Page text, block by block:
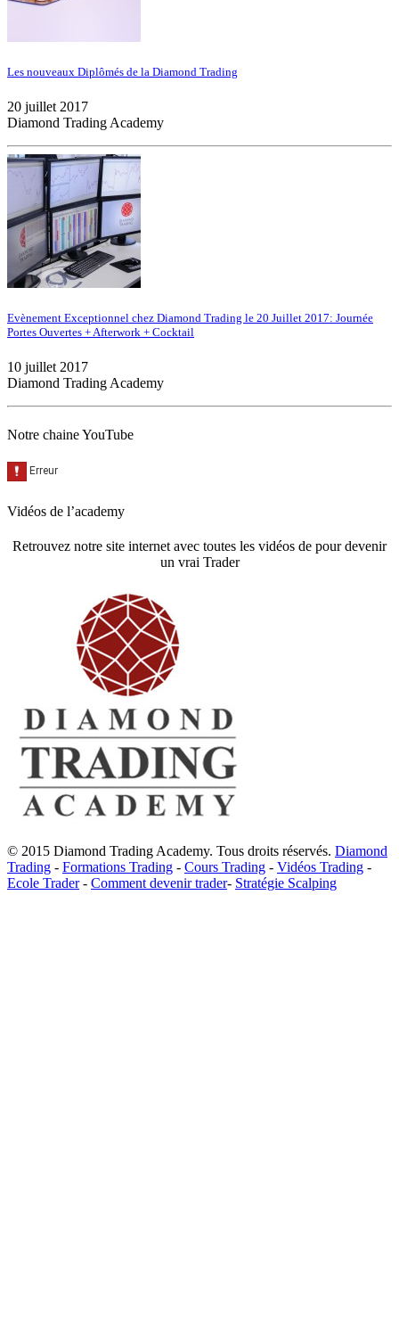
Les nouveaux Diplômés de la Diamond Trading
20 juillet 2017
Diamond Trading Academy
Evènement Exceptionnel chez Diamond Trading le 20 Juillet 2017: Journée
Portes Ouvertes + Afterwork + Cocktail
10 juillet 2017
Diamond Trading Academy
Notre chaine YouTube
Vidéos de l’academy
Retrouvez notre site internet avec toutes les vidéos de pour devenir
un vrai Trader
© 2015 Diamond Trading Academy. Tous droits réservés. Diamond
Trading - Formations Trading - Cours Trading - Vidéos Trading -
Ecole Trader- Comment devenir trader- Stratégie Scalping